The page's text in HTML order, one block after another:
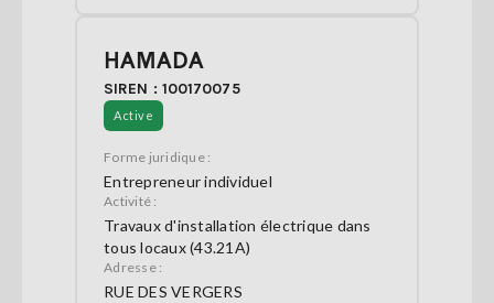
HAMADA
SIREN : 100170075
Active
Forme juridique :
Entrepreneur individuel
Activité :
Travaux d'installation électrique dans
tous locaux (43.21A)
Adresse :
RUE DES VERGERS